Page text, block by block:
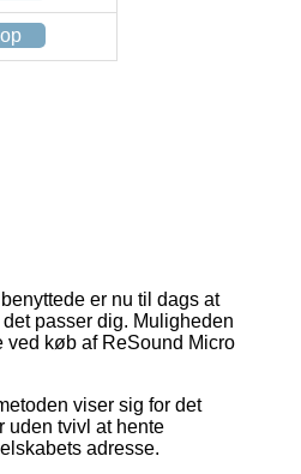
er nu til dags at
passer dig. Muligheden
ved køb af ReSound Micro
viser sig for det
uden tvivl at hente
adresse.